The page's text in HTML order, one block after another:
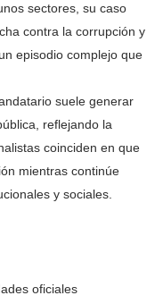
sectores, su caso
contra la corrupción y
episodio complejo que
suele generar
reflejando la
coinciden en que
mientras continúe
y sociales.
oficiales